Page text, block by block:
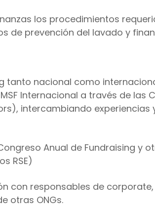
los procedimientos
de prevención del lavado y
tanto nacional como
Internacional a través de las
intercambiando experiencias
Anual de Fundraising y
RSE)
con responsables de
otras ONGs.